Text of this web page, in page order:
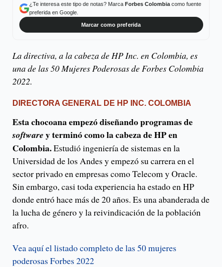
¿Te interesa este tipo de notas? Marca Forbes Colombiacomo fuente
preferida en Google.
Marcar como preferida
La directiva, a la cabeza de HP Inc. en Colombia, es
una de las 50 Mujeres Poderosas de Forbes Colombia
2022.
DIRECTORA GENERAL DE HP INC. COLOMBIA
Esta chocoana empezó diseñando programas de
software y terminó como la cabeza de HP en
Colombia.Estudió ingeniería de sistemas en la
Universidad de los Andes y empezó su carrera en el
sector privado en empresas como Telecom y Oracle.
Sin embargo, casi toda experiencia ha estado en HP
donde entró hace más de 20 años. Es una abanderada de
la lucha de género y la reivindicación de la población
afro.
Vea aquí el listado completo de las 50 mujeres
poderosas Forbes 2022